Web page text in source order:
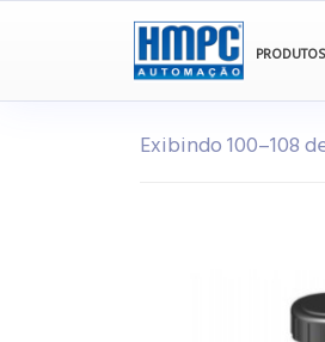
Exibindo 100–108